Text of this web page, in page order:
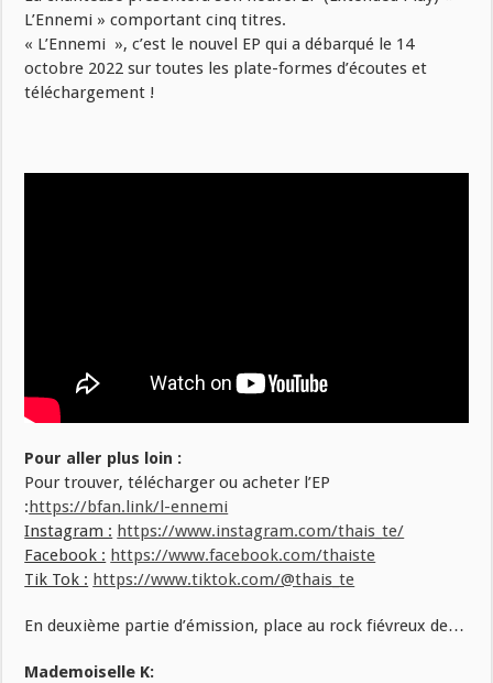
L’Ennemi » comportant cinq titres.
« L’Ennemi », c’est le nouvel EP qui a débarqué le 14
octobre 2022 sur toutes les plate-formes d’écoutes et
téléchargement !
Pour aller plus loin :
Pour trouver, télécharger ou acheter l’EP
:https://bfan.link/l-ennemi
Instagram : https://www.instagram.com/thais_te/
Facebook : https://www.facebook.com/thaiste
Tik Tok : https://www.tiktok.com/@thais_te
En deuxième partie d’émission, place au rock fiévreux de…
Mademoiselle K: